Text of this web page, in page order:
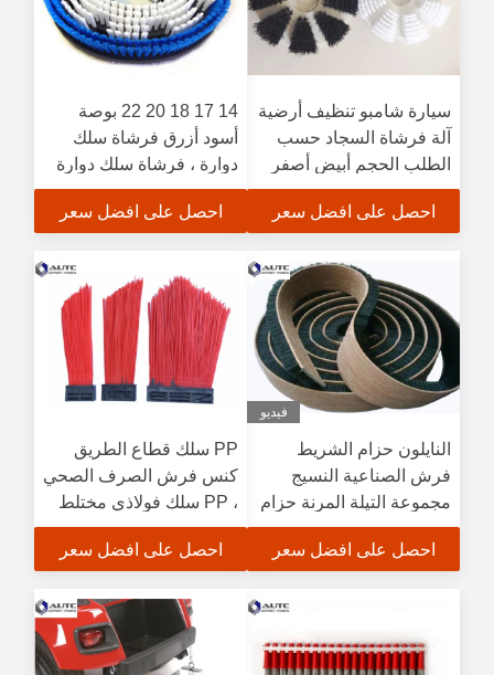
سيارة شامبو تنظيف أرضية
آلة فرشاة السجاد حسب
الطلب الحجم أبيض أصفر
احصل على افضل سعر
14 17 18 20 22 بوصة
أسود أزرق فرشاة سلك
دوارة ، فرشاة سلك دوارة
للغسالة
احصل على افضل سعر
فيديو
النايلون حزام الشريط
فرش الصناعية النسيج
مجموعة التيلة المرنة حزام
ناقل مخصص مرنة التيلة
مجموعة حزام النقل
احصل على افضل سعر
PP سلك قطاع الطريق
كنس فرش الصرف الصحي
، PP سلك فولاذي مختلط
Bolck فرشاة تنظيف
الطريق دائم
احصل على افضل سعر